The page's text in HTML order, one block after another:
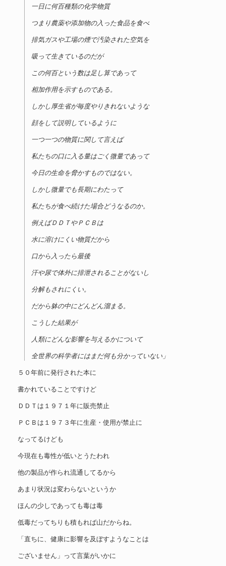
一日に何百種類の化学物質
つまり農薬や添加物の入った食品を食べ
排気ガスや工場の煙で汚染された空気を
吸って生きているのだが
この何百という数は足し算であって
相加作用を示すものである。
しかし厚生省が毎度やりきれないような
顔をして説明しているように
一つ一つの物質に関して言えば
私たちの口に入る量はごく微量であって
今日の生命を脅かすものではない。
しかし微量でも長期にわたって
私たちが食べ続けた場合どうなるのか。
例えばＤＤＴやＰＣＢは
水に溶けにくい物質だから
口から入ったら最後
汗や尿で体外に排泄されることがないし
分解もされにくい。
だから躰の中にどんどん溜まる。
こうした結果が
人類にどんな影響を与えるかについて
全世界の科学者にはまだ何も分かっていない」
５０年前に発行された本に
書かれていることですけど
ＤＤＴは１９７１年に販売禁止
ＰＣＢは１９７３年に生産・使用が禁止に
なってるけども
今現在も毒性が低いとうたわれ
他の製品が作られ流通してるから
あまり状況は変わらないというか
ほんの少しであっても毒は毒
低毒だってちりも積もれば山だからね。
「直ちに、健康に影響を及ぼすようなことは
ございません」って言葉がいかに